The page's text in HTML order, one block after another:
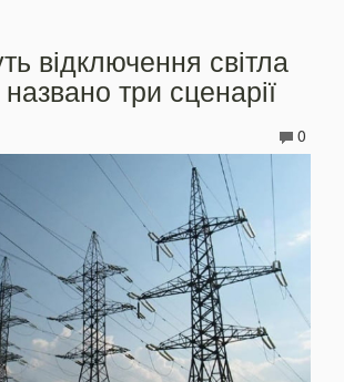
відключення світла
названо три сценарії
0